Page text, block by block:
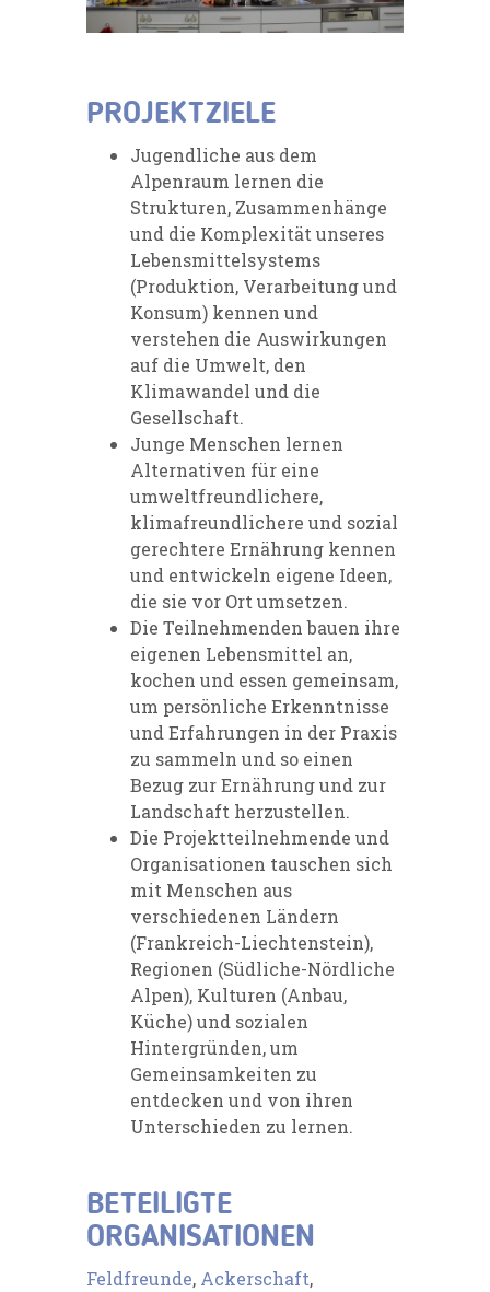
PROJEKTZIELE
Jugendliche aus dem
Alpenraum lernen die
Strukturen, Zusammenhänge
und die Komplexität unseres
Lebensmittelsystems
(Produktion, Verarbeitung und
Konsum) kennen und
verstehen die Auswirkungen
auf die Umwelt, den
Klimawandel und die
Gesellschaft.
Junge Menschen lernen
Alternativen für eine
umweltfreundlichere,
klimafreundlichere und sozial
gerechtere Ernährung kennen
und entwickeln eigene Ideen,
die sie vor Ort umsetzen.
Die Teilnehmenden bauen ihre
eigenen Lebensmittel an,
kochen und essen gemeinsam,
um persönliche Erkenntnisse
und Erfahrungen in der Praxis
zu sammeln und so einen
Bezug zur Ernährung und zur
Landschaft herzustellen.
Die Projektteilnehmende und
Organisationen tauschen sich
mit Menschen aus
verschiedenen Ländern
(Frankreich-Liechtenstein),
Regionen (Südliche-Nördliche
Alpen), Kulturen (Anbau,
Küche) und sozialen
Hintergründen, um
Gemeinsamkeiten zu
entdecken und von ihren
Unterschieden zu lernen.
BETEILIGTE
ORGANISATIONEN
Feldfreunde, Ackerschaft,